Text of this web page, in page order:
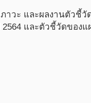
วะ และผลงานตัวชี้วั
และตัวชี้วัดของแ